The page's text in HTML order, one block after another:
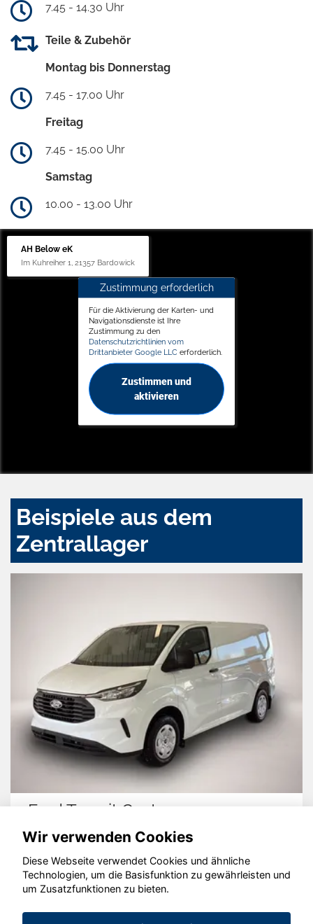
7.45 - 14.30 Uhr
Teile & Zubehör
Montag bis Donnerstag
7.45 - 17.00 Uhr
Freitag
7.45 - 15.00 Uhr
Samstag
10.00 - 13.00 Uhr
AH Below eK
Im Kuhreiher 1, 21357 Bardowick
Zustimmung erforderlich
Für die Aktivierung der Karten- und
Navigationsdienste ist Ihre
Zustimmung zu den
Datenschutzrichtlinien vom
Drittanbieter Google LLC erforderlich.
Zustimmen und
aktivieren
Beispiele aus dem
Zentrallager
Ford Transit Custom
© konjunkturmotor.de GmbH 2020 - 2026
Wir verwenden Cookies
Diese Webseite verwendet Cookies und ähnliche
Technologien, um die Basisfunktion zu gewährleisten und
um Zusatzfunktionen zu bieten.